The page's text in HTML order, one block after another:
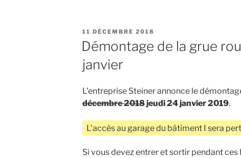
PUBLIÉ
LE
11 DÉCEMBRE 2018
Démontage de la grue
janvier
L’entreprise Steiner annonce le
décembre 2018jeudi 24 janvier 2019.
L’accès au garage du bâtiment I sera
Si vous devez entrer et sortir pendant ces